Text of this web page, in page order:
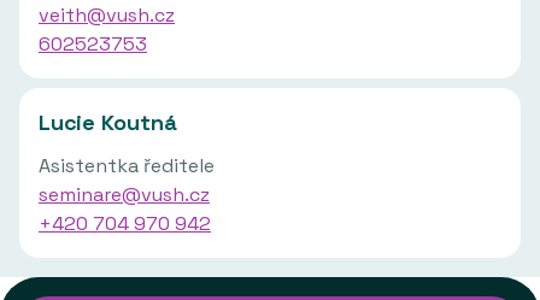
veith@vush.cz
602523753
Lucie Koutná
Asistentka ředitele
seminare@vush.cz
+420 704 970 942